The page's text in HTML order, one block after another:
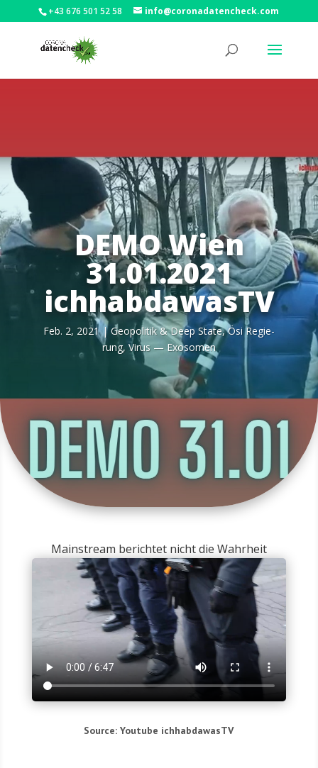
+43 676 501 52 58 info@coronadatencheck.com
DEMO Wien
31.01.2021
ichhabdawasTV
Feb. 2, 2021|Geo­po­li­tik & Deep Sta­te,Ösi Regie­
rung, Virus — Exosomen
Mainstream berichtet nicht die Wahrheit
Source: You­tube ichhabdawasTV